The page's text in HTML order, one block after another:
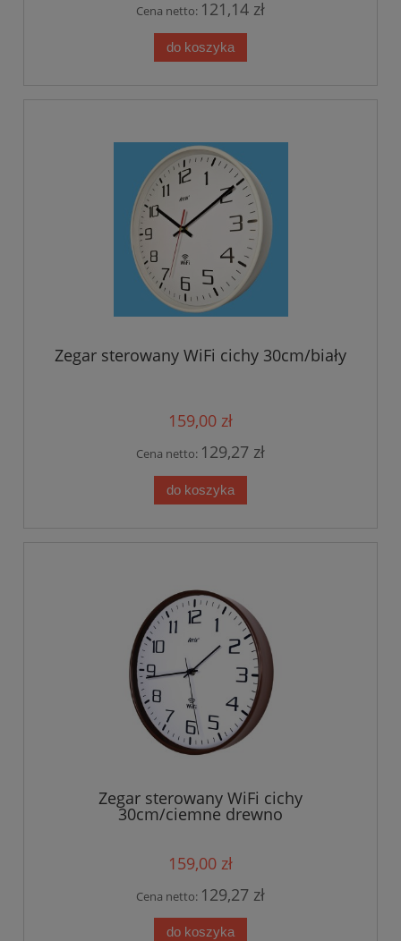
Cena netto: 121,14 zł
do koszyka
Zegar sterowany WiFi cichy 30cm/biały
159,00 zł
Cena netto: 129,27 zł
do koszyka
Zegar sterowany WiFi cichy
30cm/ciemne drewno
159,00 zł
Cena netto: 129,27 zł
do koszyka